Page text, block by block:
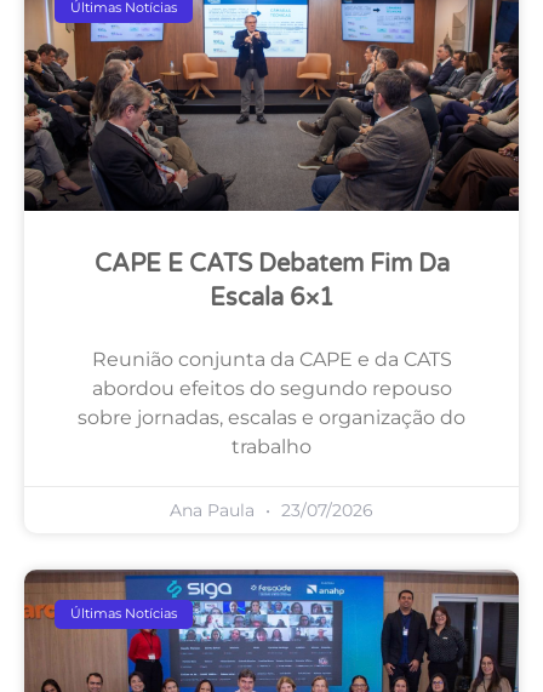
Últimas Notícias
CAPE E CATS Debatem Fim Da
Escala 6×1
Reunião conjunta da CAPE e da CATS
abordou efeitos do segundo repouso
sobre jornadas, escalas e organização do
trabalho
Ana Paula 23/07/2026
Últimas Notícias